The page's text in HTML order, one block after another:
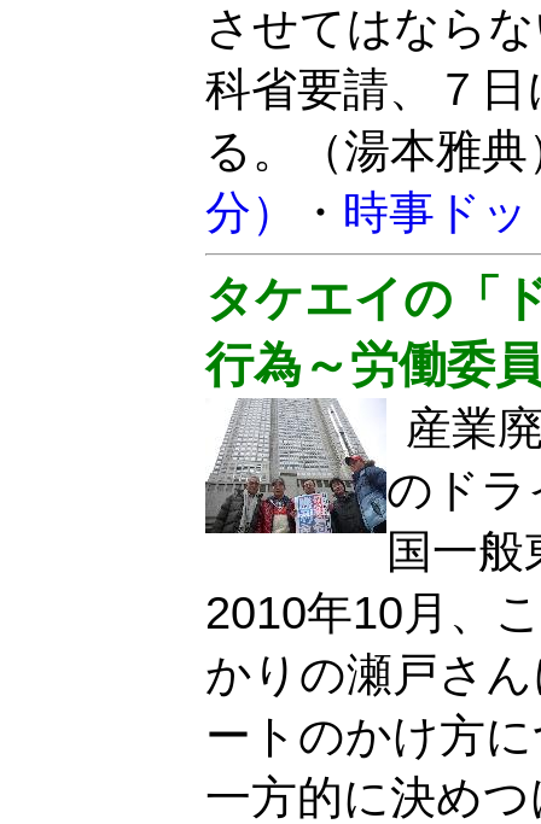
させてはなら
科省要請、７
る。（湯本雅
分）
・ 時事ド
タケエイの「
行為～労働委
産業
のドラ
国一
2010年10月、
かりの瀬戸さ
ートのかけ方
一方的に決め